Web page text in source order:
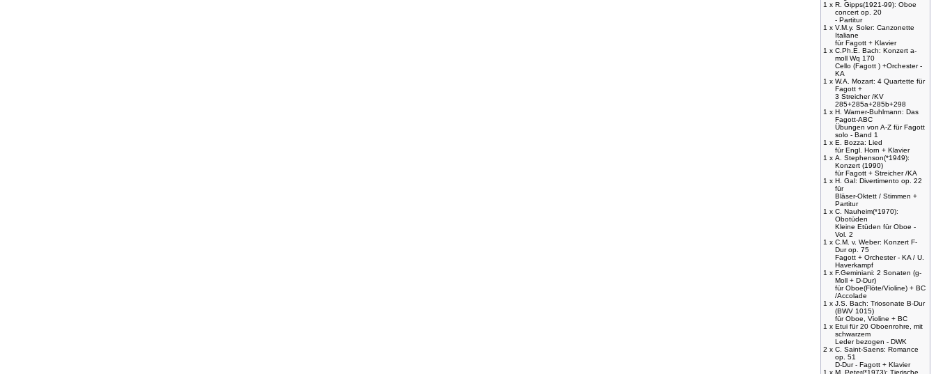
1 x R. Gipps(1921-99): Oboe
concert op. 20
- Partitur
1 x V.M.y. Soler: Canzonette
Italiane
für Fagott + Klavier
1 x C.Ph.E. Bach: Konzert a-
moll Wq 170
Cello (Fagott ) +Orchester -
KA
1 x W.A. Mozart: 4 Quartette für
Fagott +
3 Streicher /KV
285+285a+285b+298
1 x H. Warner-Buhlmann: Das
Fagott-ABC
Übungen von A-Z für Fagott
solo - Band 1
1 x E. Bozza: Lied
für Engl. Horn + Klavier
1 x A. Stephenson(*1949):
Konzert (1990)
für Fagott + Streicher /KA
1 x H. Gal: Divertimento op. 22
für
Bläser-Oktett / Stimmen +
Partitur
1 x C. Nauheim(*1970):
Obotüden
Kleine Etüden für Oboe -
Vol. 2
1 x C.M. v. Weber: Konzert F-
Dur op. 75
Fagott + Orchester - KA / U.
Haverkampf
1 x F.Geminiani: 2 Sonaten (g-
Moll + D-Dur)
für Oboe(Flöte/Violine) + BC
/Accolade
1 x J.S. Bach: Triosonate B-Dur
(BWV 1015)
für Oboe, Violine + BC
1 x Etui für 20 Oboenrohre, mit
schwarzem
Leder bezogen - DWK
2 x C. Saint-Saens: Romance
op. 51
D-Dur - Fagott + Klavier
1 x M. Peter(*1973): Tierische